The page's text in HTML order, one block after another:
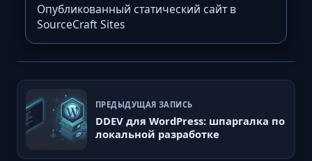
Опубликованный статический сайт в
SourceCraft Sites
ПРЕДЫДУЩАЯ ЗАПИСЬ
DDEV для WordPress: шпаргалка по
локальной разработке